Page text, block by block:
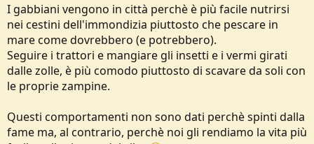
I gabbiani vengono in città perchè è più facile nutrirsi
nei cestini dell'immondizia piuttosto che pescare in
mare come dovrebbero (e potrebbero).
Seguire i trattori e mangiare gli insetti e i vermi girati
dalle zolle, è più comodo piuttosto di scavare da soli con
le proprie zampine.
Questi comportamenti non sono dati perchè spinti dalla
fame ma, al contrario, perchè noi gli rendiamo la vita più